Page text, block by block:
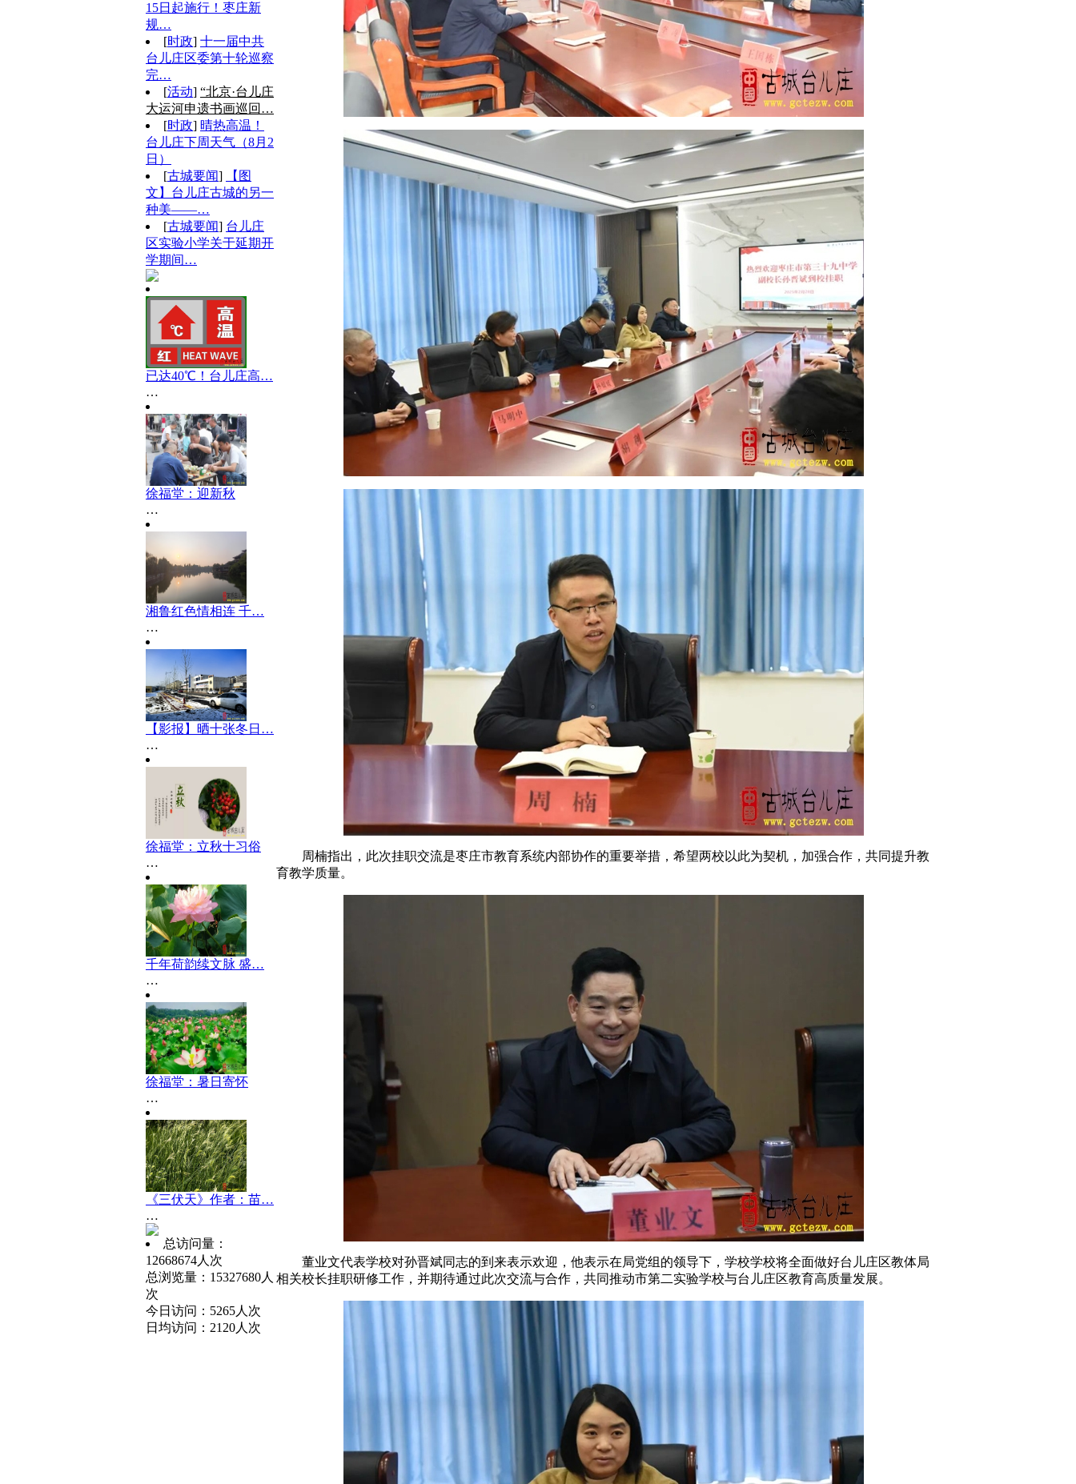
15日起施行！枣庄新
规…
[时政] 十一届中共
台儿庄区委第十轮巡察
完…
[活动] “北京·台儿庄
大运河申遗书画巡回…
[时政] 晴热高温！
台儿庄下周天气（8月2
日）
[古城要闻]
【图
文】台儿庄古城的另一
种美——…
[古城要闻] 台儿庄
区实验小学关于延期开
学期间…
已达40℃！台儿庄高…
…
徐福堂：迎新秋
…
湘鲁红色情相连 千…
…
【影报】晒十张冬日…
…
徐福堂：立秋十习俗
…
千年荷韵续文脉 盛…
…
徐福堂：暑日寄怀
…
《三伏天》作者：苗…
…
总访问量：
12668674人次
总浏览量：15327680人
次
今日访问：5265人次
日均访问：2120人次
周楠指出，此次挂职交流是枣庄市教育系统内部协作的重要举措，希望两校以此为契机，加强合作，共同提升教
育教学质量。
董业文代表学校对孙晋斌同志的到来表示欢迎，他表示在局党组的领导下，学校学校将全面做好台儿庄区教体局
相关校长挂职研修工作，并期待通过此次交流与合作，共同推动市第二实验学校与台儿庄区教育高质量发展。